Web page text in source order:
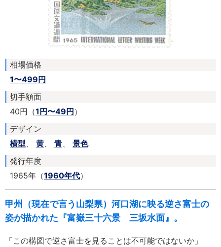
相場価格
1〜499円
切手額面
40円（1円〜49円）
デザイン
横型
黄 青
景色
発行年度
1965年（1960年代）
甲州（現在で言う山梨県）河口湖に映る逆さ富士の
姿が描かれた『富嶽三十六景 三坂水面』。
「この構図で逆さ富士を見ることは不可能ではないか」